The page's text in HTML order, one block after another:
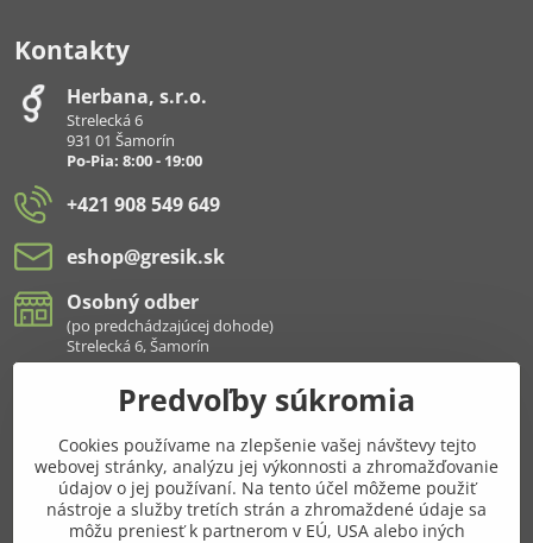
Kontakty
Herbana, s​.r​.o​.
Strelecká 6
931 01 Šamorín
Po-Pia: 8:00 - 19:00
+421 908 549 649
eshop​@gresik​.sk
Osobný odber
(po predchádzajúcej dohode)
Strelecká 6, Šamorín
Všetko k nákupu
Pridajte sa k nám aj na sieťach
Facebook Instagram
Predvoľby súkromia
Cookies používame na zlepšenie vašej návštevy tejto
webovej stránky, analýzu jej výkonnosti a zhromažďovanie
údajov o jej používaní. Na tento účel môžeme použiť
nástroje a služby tretích strán a zhromaždené údaje sa
môžu preniesť k partnerom v EÚ, USA alebo iných